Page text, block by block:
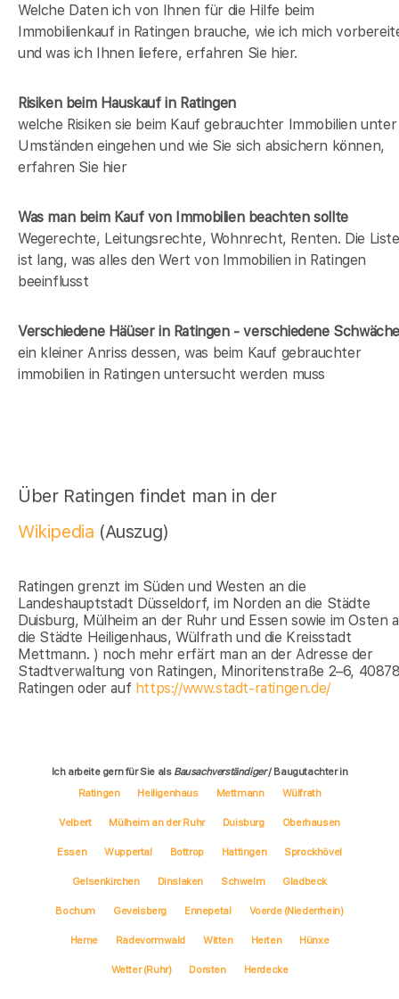
Welche Daten ich von Ihnen für die Hilfe beim
Immobilienkauf in Ratingen brauche, wie ich mich
und was ich Ihnen liefere, erfahren Sie hier.
Risiken beim Hauskaufin Ratingen
welche Risiken sie beim Kauf gebrauchter Immobilien unter
Umständen eingehen und wie Sie sich absichern können,
erfahren Sie hier
Was man beim Kauf von Immobilien beachten sollte
Wegerechte, Leitungsrechte, Wohnrecht, Renten. Die Liste
ist lang, was alles den Wert von Immobilien in Ratingen
beeinflusst
Verschiedene Häüser in Ratingen - verschiedene
ein kleiner Anriss dessen, was beim Kauf gebrauchter
immobilien in Ratingen untersucht werden muss
Über Ratingen findet man in der
Wikipedia (Auszug)
Ratingen grenzt im Süden und Westen an die
Landeshauptstadt Düsseldorf, im Norden an die Städte
Duisburg, Mülheim an der Ruhr und Essen sowie im Osten
die Städte Heiligenhaus, Wülfrath und die Kreisstadt
Mettmann. ) noch mehr erfärt man an der Adresse der
Stadtverwaltung von Ratingen, Minoritenstraße 2–6,
Ratingen oder auf https://www.stadt-ratingen.de/
Ich arbeite gern für Sie als Bausachverständiger/ Baugutachter in
Ratingen
Heiligenhaus Mettmann Wülfrath
Velbert Mülheim an der Ruhr Duisburg Oberhausen
Essen Wuppertal Bottrop Hattingen Sprockhövel
Gelsenkirchen Dinslaken Schwelm Gladbeck
Bochum Gevelsberg Ennepetal Voerde (Niederrhein)
Herne Radevormwald Witten Herten Hünxe
Wetter (Ruhr) Dorsten Herdecke